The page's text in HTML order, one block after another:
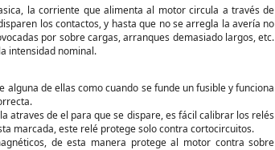
la corriente que alimenta al motor circula a través de
los contactos, y hasta que no se arregla la avería no
por sobre cargas, arranques demasiado largos, etc.
intensidad nominal.
de ellas como cuando se funde un fusible y funciona
atraves de el para que se dispare, es fácil calibrar los relés
marcada, este relé protege solo contra cortocircuitos.
de esta manera protege al motor contra sobre